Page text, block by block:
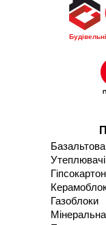
Утеплювачі
Гіпсокартон
Газоблоки